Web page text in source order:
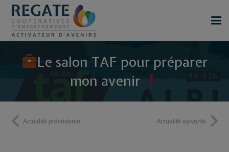
Le salon TAF pour préparer
mon avenir
Actualité précédente Actualité suivante